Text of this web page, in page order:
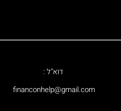
דוא"ל :
‫financonhelp@gmail.com‬